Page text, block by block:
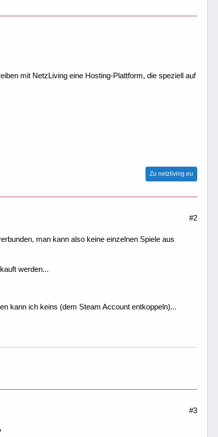
mit NetzLiving eine Hosting-Plattform, die speziell auf
Zu netzliving.eu
#2
man kann also keine einzelnen Spiele aus
werden...
kann ich keins (dem Steam Account entkoppeln)...
#3